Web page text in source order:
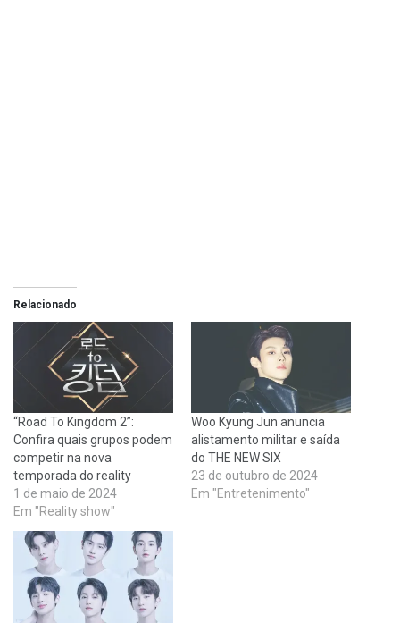
Relacionado
“Road To Kingdom 2”:
Confira quais grupos podem
competir na nova
temporada do reality
1 de maio de 2024
Em "Reality show"
Woo Kyung Jun anuncia
alistamento militar e saída
do THE NEW SIX
23 de outubro de 2024
Em "Entretenimento"